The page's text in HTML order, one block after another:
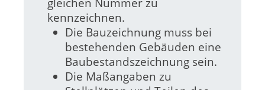
kennzeichnen.
Die Bauzeichnung muss bei
bestehenden Gebäuden eine
Baubestandszeichnung sein.
Die Maßangaben zu